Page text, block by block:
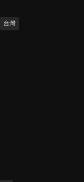
追特輯
廠
公
台灣